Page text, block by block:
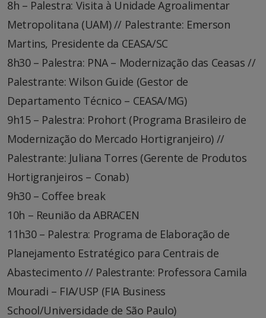
8h – Palestra: Visita à Unidade Agroalimentar
Metropolitana (UAM) // Palestrante: Emerson
Martins, Presidente da CEASA/SC
8h30 – Palestra: PNA – Modernização das Ceasas //
Palestrante: Wilson Guide (Gestor de
Departamento Técnico – CEASA/MG)
9h15 – Palestra: Prohort (Programa Brasileiro de
Modernização do Mercado Hortigranjeiro) //
Palestrante: Juliana Torres (Gerente de Produtos
Hortigranjeiros – Conab)
9h30 – Coffee break
10h – Reunião da ABRACEN
11h30 – Palestra: Programa de Elaboração de
Planejamento Estratégico para Centrais de
Abastecimento // Palestrante: Professora Camila
Mouradi – FIA/USP (FIA Business
School/Universidade de São Paulo)